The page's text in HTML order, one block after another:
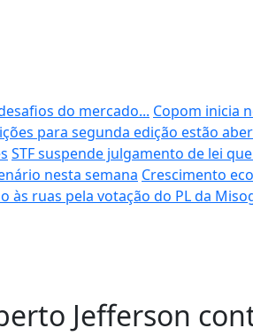
do mercado... Copom inicia
para segunda edição estão
STF suspende julgamento de lei
nesta semana Crescimento
às ruas pela votação do PL da
Jefferson